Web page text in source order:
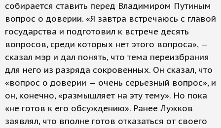
собирается ставить перед Владимиром Путиным
вопрос о доверии. «Я завтра встречаюсь с главой
государства и подготовил к встрече десять
вопросов, среди которых нет этого вопроса», —
сказал мэр и дал понять, что тема переизбрания
для него из разряда сокровенных. Он сказал, что
«вопрос о доверии — очень серьезный вопрос», и
он, конечно, «размышляет на эту тему». Но пока
«не готов к его обсуждению». Ранее Лужков
заявлял, что вполне готов отказаться от своего